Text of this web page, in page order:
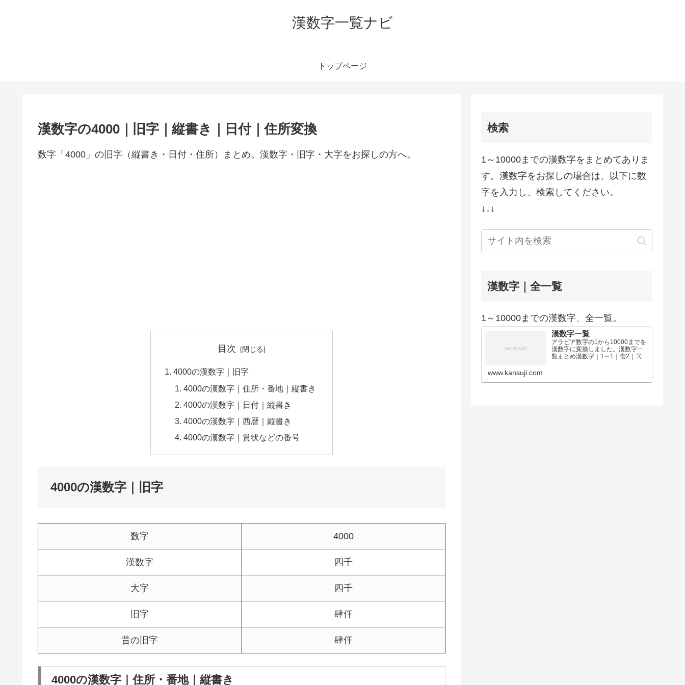
漢数字一覧ナビ
トップページ
漢数字の4000｜旧字｜縦書き｜日付｜住所変換
数字「4000」の旧字（縦書き・日付・住所）まとめ。漢数字・旧字・大字をお探しの方へ。
目次
4000の漢数字｜旧字
4000の漢数字｜住所・番地｜縦書き
4000の漢数字｜日付｜縦書き
4000の漢数字｜西暦｜縦書き
4000の漢数字｜賞状などの番号
4000の漢数字｜旧字
数字 4000
漢数字 四千
大字 四千
旧字 肆仟
昔の旧字 肆仟
4000の漢数字｜住所・番地｜縦書き
検索
1～10000までの漢数字をまとめてありま
す。漢数字をお探しの場合は、以下に数
字を入力し、検索してください。
↓↓↓
漢数字｜全一覧
1～10000までの漢数字、全一覧。
漢数字一覧
アラビア数字の1から10000までを
漢数字に変換しました。漢数字一
覧まとめ漢数字｜1～1｜壱2｜弐3
｜拾漆18｜拾捌19｜拾玖2…
www.kansuji.com